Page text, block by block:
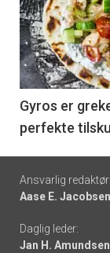
akkurat
nå
-
6
Gyros er
perfekte
Footer
-
links
Ansvarlig redaktør:
Aase E. Jacobsen
Daglig leder:
Jan H. Amundsen